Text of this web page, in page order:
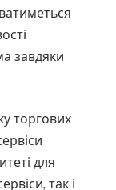
завдяки
торгових
для
так і